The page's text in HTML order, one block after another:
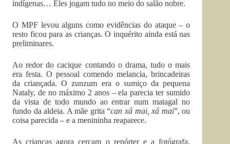
indígenas… Eles jogam tudo no meio do salão nobre.
O MPF levou alguns como evidências do ataque – o
resto ficou para as crianças. O inquérito ainda está nas
preliminares.
Ao redor do cacique contando o drama, tudo o mais
era festa. O pessoal comendo melancia, brincadeiras
da criançada. O zunzum era o sumiço da pequena
Nataly, de no máximo 2 anos – ela parecia ter sumido
da vista de todo mundo ao entrar num matagal no
fundo da aldeia. A mãe grita “can xá mai, xá mai”, ou
coisa parecida – e a menininha reaparece.
As crianças agora cercam o repórter e a fotógrafa.